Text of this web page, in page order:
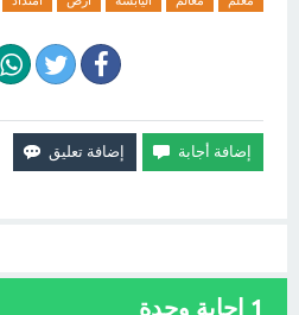
1 إجابة وحدة